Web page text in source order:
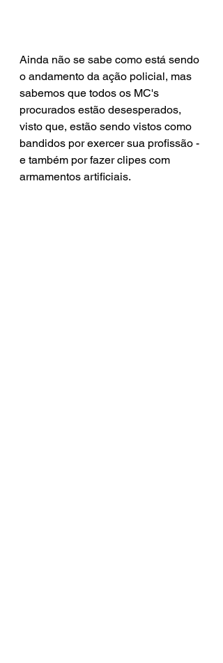
Ainda não se sabe como está sendo
o andamento da ação policial, mas
sabemos que todos os MC's
procurados estão desesperados,
visto que, estão sendo vistos como
bandidos por exercer sua profissão -
e também por fazer clipes com
armamentos artificiais.